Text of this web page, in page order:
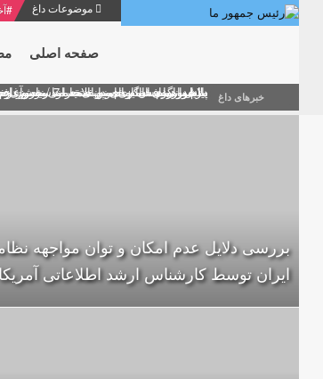
موضوعات داغ #
صفحه اصلی
خبرهای داغ منشور گفتمان امام و انقلاب - 7 /بخش دوم : شرح پیام ۱۰ خرداد ۱۳۶۹ امام خامنه ای/ فصل پنجم: حفظ عزّت و کرامت انقلابی
بازخوانی افشاگری سپهبد محمود منصور
دلایل اهمیت سیزدهمین انتخابات ریاست
بیانات امام خامنه ای در سخنرانی
پیام نوروزی امام خامنه ای به مناسبت آغاز
بررسی دلایل عدم امکان و توان مواجهه
ایران توسط کارشناس ارشد اطلاعاتی